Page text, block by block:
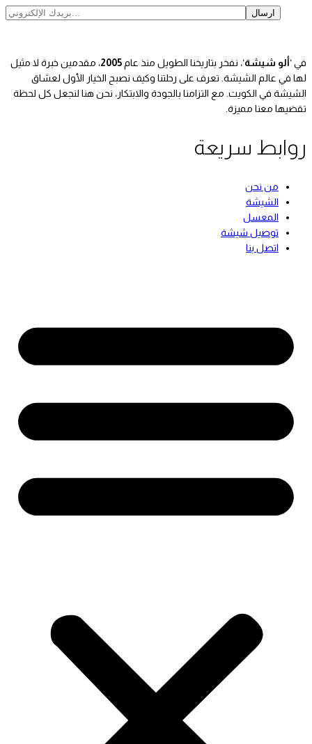
في ‘ألو شيشة‘، نفخر بتاريخنا الطويل منذ عام 2005، مقدمين خبرة لا مثيل
لها في عالم الشيشة. تعرف على رحلتنا وكيف نصبح الخيار الأول لعشاق
الشيشة في الكويت. مع التزامنا بالجودة والابتكار، نحن هنا لنجعل كل لحظة
تقضيها معنا مميزة.
روابط سريعة
من نحن
الشيشة
المعسل
توصيل شيشة
اتصل بنا